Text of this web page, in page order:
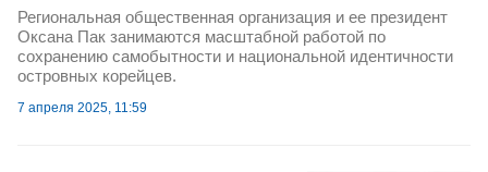
Региональная общественная организация и ее президент
Оксана Пак занимаются масштабной работой по
сохранению самобытности и национальной идентичности
островных корейцев.
7 апреля 2025, 11:59